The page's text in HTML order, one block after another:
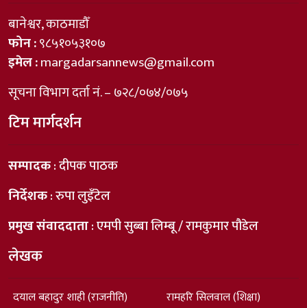
बानेश्वर, काठमाडौँ
फोन :९८५१०५३१०७
इमेल :margadarsannews@gmail.com
सूचना विभाग दर्ता नं. – ७२८/०७४/०७५
टिम मार्गदर्शन
सम्पादक: दीपक पाठक
निर्देशक: रुपा लुइँटेल
प्रमुख संवाददाता: एमपी सुब्बा लिम्बू / रामकुमार पौडेल
लेखक
दयाल बहादुर शाही (राजनीति)
रामहरि सिलवाल (शिक्षा)